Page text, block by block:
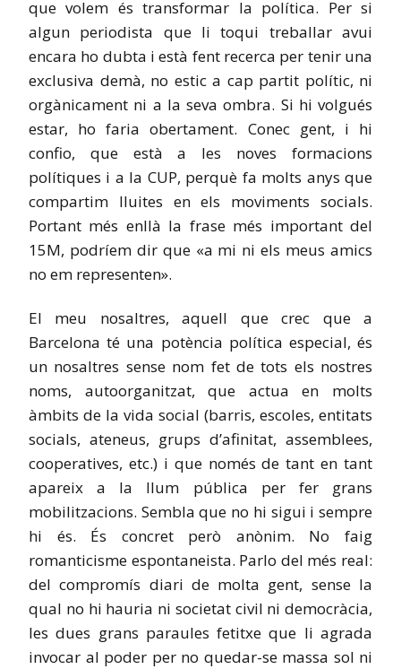
que volem és transformar la política. Per si
algun periodista que li toqui treballar avui
encara ho dubta i està fent recerca per tenir una
exclusiva demà, no estic a cap partit polític, ni
orgànicament ni a la seva ombra. Si hi volgués
estar, ho faria obertament. Conec gent, i hi
confio, que està a les noves formacions
polítiques i a la CUP, perquè fa molts anys que
compartim lluites en els moviments socials.
Portant més enllà la frase més important del
15M, podríem dir que «a mi ni els meus amics
no em representen».
El meu nosaltres, aquell que crec que a
Barcelona té una potència política especial, és
un nosaltres sense nom fet de tots els nostres
noms, autoorganitzat, que actua en molts
àmbits de la vida social (barris, escoles, entitats
socials, ateneus, grups d’afinitat, assemblees,
cooperatives, etc.) i que només de tant en tant
apareix a la llum pública per fer grans
mobilitzacions. Sembla que no hi sigui i sempre
hi és. És concret però anònim. No faig
romanticisme espontaneista. Parlo del més real:
del compromís diari de molta gent, sense la
qual no hi hauria ni societat civil ni democràcia,
les dues grans paraules fetitxe que li agrada
invocar al poder per no quedar-se massa sol ni